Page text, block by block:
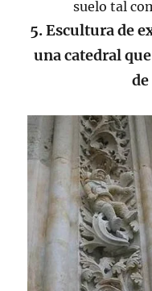
suelo tal
5. Escultura de
una catedral
de